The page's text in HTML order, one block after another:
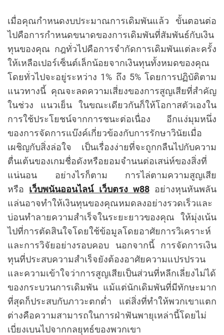
เมื่อคุณกำหนดงบประมาณการเดิมพันแล้ว ขั้นตอนต่อ
ไปคือการกำหนดขนาดของการเดิมพันที่สัมพันธ์กับเงิน
ทุนของคุณ กฎทั่วไปคือการจำกัดการเดิมพันแต่ละครั้ง
ให้เหลือเปอร์เซ็นต์เล็กน้อยจากเงินทุนทั้งหมดของคุณ
โดยทั่วไปจะอยู่ระหว่าง 1% ถึง 5% โดยการปฏิบัติตาม
แนวทางนี้ คุณจะลดความเสี่ยงของการสูญเสียที่สำคัญ
ในช่วง แนวเย็น ในขณะเดียวกันก็ให้โอกาสตัวเองใน
การใช้ประโยชน์จากการชนะต่อเนื่อง อีกแง่มุมหนึ่ง
ของการจัดการแบ๊งค์เกี่ยวข้องกับการรักษาวินัยเมื่อ
เผชิญกับสิ่งล่อใจ เป็นเรื่องง่ายที่จะถูกกลืนไปกับความ
ตื่นเต้นของเกมชื่อดังหรือยอมจำนนต่อเสน่ห์ของสิ่งที่
แน่นอน อย่างไรก็ตาม การไล่ตามความสูญเสีย
หรือ เว็บพนันออนไลน์ เว็บตรง w88อย่างหุนหันพลัน
แล่นอาจทำให้เงินทุนของคุณหมดลงอย่างรวดเร็วและ
บ่อนทำลายความสำเร็จในระยะยาวของคุณ ให้มุ่งเน้น
ไปที่การตัดสินใจโดยใช้ข้อมูลโดยอาศัยการวิเคราะห์
และการวิจัยอย่างรอบคอบ นอกจากนี้ การจัดการเงิน
ทุนที่ประสบความสำเร็จยังต้องอาศัยความแปรปรวน
และความเข้าใจว่าการสูญเสียเป็นส่วนที่หลีกเลี่ยงไม่ได้
ของกระบวนการเดิมพัน แม้แต่นักเดิมพันที่มีทักษะมาก
ที่สุดก็ประสบกับภาวะตกต่ำ แต่สิ่งที่ทำให้พวกเขาแตก
ต่างคือความสามารถในการฝ่าฟันพายุเหล่านี้โดยไม่
เบี่ยงเบนไปจากกลยุทธ์ของพวกเขา